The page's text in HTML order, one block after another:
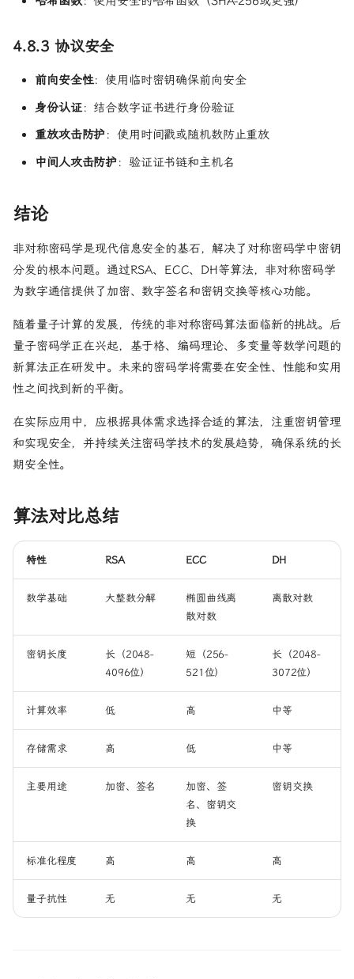
4.8.3 协议安全
前向安全性：使用临时密钥确保前向安全
身份认证：结合数字证书进行身份验证
重放攻击防护：使用时间戳或随机数防止重放
中间人攻击防护：验证证书链和主机名
结论
非对称密码学是现代信息安全的基石，解决了对称密码学中密钥
分发的根本问题。通过RSA、ECC、DH等算法，非对称密码学
为数字通信提供了加密、数字签名和密钥交换等核心功能。
随着量子计算的发展，传统的非对称密码算法面临新的挑战。后
量子密码学正在兴起，基于格、编码理论、多变量等数学问题的
新算法正在研发中。未来的密码学将需要在安全性、性能和实用
性之间找到新的平衡。
在实际应用中，应根据具体需求选择合适的算法，注重密钥管理
和实现安全，并持续关注密码学技术的发展趋势，确保系统的长
期安全性。
算法对比总结
特性 RSA ECC DH
数学基础 大整数分解
椭圆曲线离
散对数
离散对数
密钥长度
长（2048-
4096位）
短（256-
521位）
长（2048-
3072位）
计算效率 低 高 中等
存储需求 高 低 中等
主要用途 加密、签名
加密、签
名、密钥交
换
密钥交换
标准化程度 高 高 高
量子抗性 无 无 无